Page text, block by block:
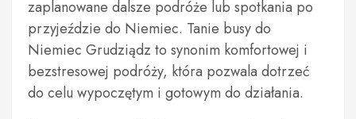
zaplanowane dalsze podróże lub spotkania po
przyjeździe do Niemiec. Tanie busy do
Niemiec Grudziądz to synonim komfortowej i
bezstresowej podróży, która pozwala dotrzeć
do celu wypoczętym i gotowym do działania.